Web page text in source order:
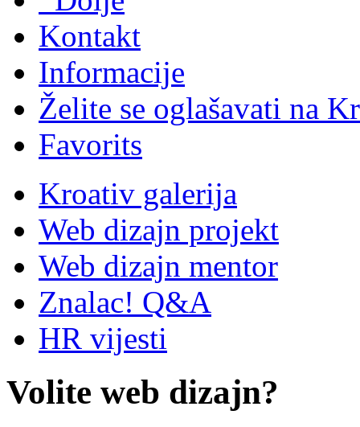
Kontakt
Informacije
Želite se oglašavati na
Favorits
Kroativ galerija
Web dizajn projekt
Web dizajn mentor
Znalac! Q&A
HR vijesti
Volite web dizajn?